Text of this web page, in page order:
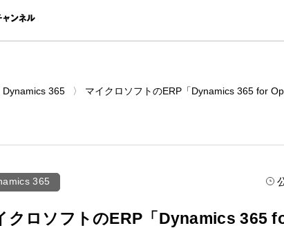
Dynamics 365 マイクロソフトのERP「Dynamics 365 for
365
クロソフトのERP「Dynamics 365